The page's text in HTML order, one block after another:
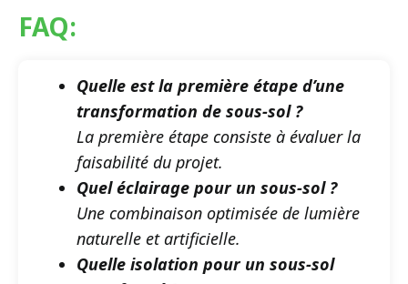
FAQ:
Quelle est la première étape d’une
transformation de sous-sol ?
La première étape consiste à évaluer la
faisabilité du projet.
Quel éclairage pour un sous-sol ?
Une combinaison optimisée de lumière
naturelle et artificielle.
Quelle isolation pour un sous-sol